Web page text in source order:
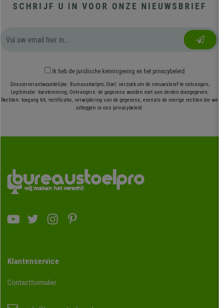
SCHRIJF U IN VOOR ONZE NIEUWSBRIEF
Ik heb de juridische kennisgeving en het privacybeleid
Dossierverantwoordelijke: Bureaustoelpro; Doel: verzoek om de nieuwsbrief te ontvangen;
Legitimatie: toestemming; Ontvangers: de gegevens worden niet aan derden doorgegeven;
Rechten: toegang tot, rectificatie, verwijdering van de gegevens, evenals de overige rechten die we
uitleggen in ons privacybeleid.
Klantenservice
Contactformulier